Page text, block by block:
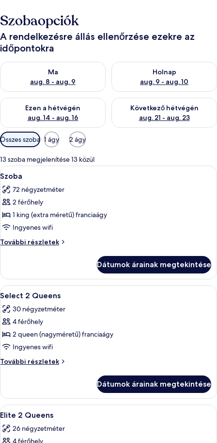
Szobaopciók
A rendelkezésre állás ellenőrzése ezekre az
időpontokra
Ma
aug. 8 - aug. 9
A ma esti rendelkezésre állás ellenőrzése: aug. 8 - aug. 9
Holnap
aug. 9 - aug. 10
A holnapi rendelkezésre állás
Ezen a hétvégén
aug. 14 - aug. 16
A mostani hétvégi rendelkezésre állás ellenőrzése: aug. 14 -
Következő hétvégén
aug. 21 - aug. 23
A következő hétvégi
Szobákhoz
rendelkezésre
álló
szűrők
Összes szoba 1 ágy 2 ágy
13 szoba megjelenítése 13 közül
A
következő
szoba
összes
képének
megtekintése:
Szoba
Egy szállodai szoba, amelyben
4
Szoba
72 négyzetméter
2 férőhely
1 king (extra méretű) franciaágy
Ingyenes wifi
További részletek
Szoba
Dátumok árainak megtekintése
A
következő
szoba
összes
képének
megtekintése:
Select
2
Egy kétágyas szoba íróasztallal,
4
Select 2 Queens
30 négyzetméter
4 férőhely
2 queen (nagyméretű) franciaágy
Ingyenes wifi
További részletek
Select
részletei
Dátumok árainak megtekintése
A
következő
szoba
Egy kétágyas szoba, televízióval és
5
Elite 2 Queens
26 négyzetméter
4 férőhely